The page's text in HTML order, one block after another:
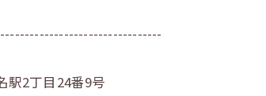
駅2丁目24番9号